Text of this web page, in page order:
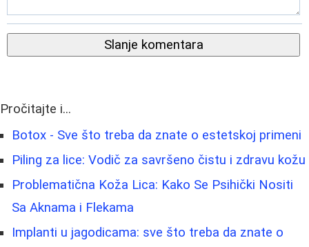
Slanje komentara
Pročitajte i...
Botox - Sve što treba da znate o estetskoj primeni
Piling za lice: Vodič za savršeno čistu i zdravu kožu
Problematična Koža Lica: Kako Se Psihički Nositi
Sa Aknama i Flekama
Implanti u jagodicama: sve što treba da znate o